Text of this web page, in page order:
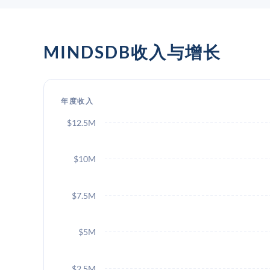
MINDSDB收入与增长
年度收入
$5M
$7.5M
$10M
$12.5M